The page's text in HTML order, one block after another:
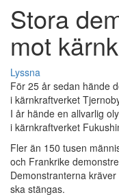
Stora
mot
Lyssna
För 25 år sedan hände
i kärnkraftverket
I år hände en allvarlig
i kärnkraftverket
Fler än 150 tusen
och Frankrike
Demonstranterna
ska stängas.